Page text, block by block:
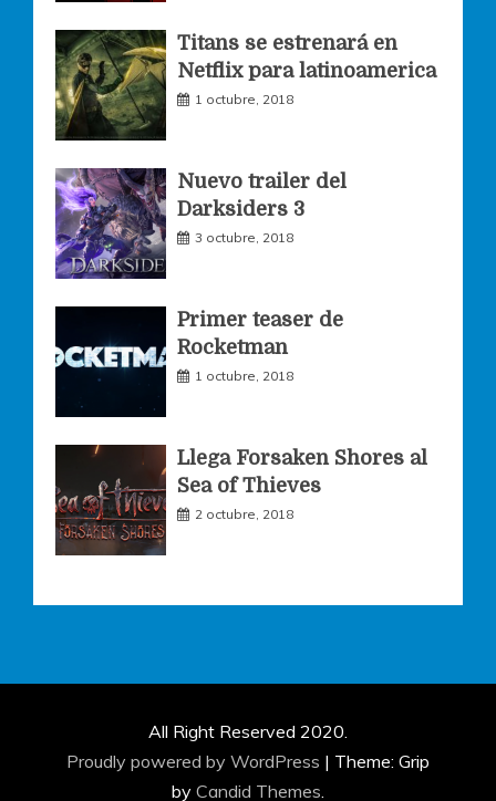
o
o
g
m
r
Titans se estrenará en
Netflix para latinoamerica
1 octubre, 2018
Nuevo trailer del
Darksiders 3
3 octubre, 2018
Primer teaser de
Rocketman
1 octubre, 2018
Llega Forsaken Shores al
Sea of Thieves
2 octubre, 2018
All Right Reserved 2020.
Proudly powered by WordPress | Theme: Grip
by Candid Themes